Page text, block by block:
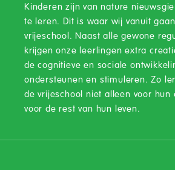
Kinderen zijn van nature
te leren. Dit is waar wij vanuit
vrijeschool. Naast alle gewone
krijgen onze leerlingen extra
de cognitieve en sociale
ondersteunen en stimuleren. Zo
de vrijeschool niet alleen voor hun
voor de rest van hun leven.